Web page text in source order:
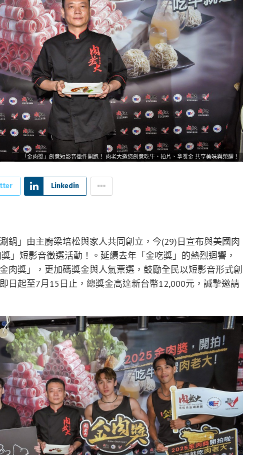
「金肉獎」創意短影音徵件開跑！ 肉老大邀您創意吃牛、拍片、拿獎金 共享美味與榮耀！
Linkedin
鍋」由主廚梁培松與家人共同創立，今(29)日宣布與美國肉
」短影音徵選活動！。延續去年「金吃獎」的熱烈迴響，
肉獎」，更加碼獎金與人氣票選，鼓勵全民以短影音形式創
日起至7月15日止，總獎金高達新台幣12,000元，誠摯邀請